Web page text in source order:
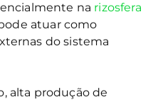
na rizosfera
atuar como
do sistema
alta produção de